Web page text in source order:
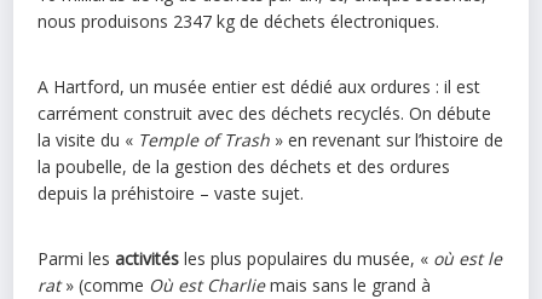
nous produisons 2347 kg de déchets électroniques.
A Hartford, un musée entier est dédié aux ordures : il est
carrément construit avec des déchets recyclés. On débute
la visite du « Temple of Trash » en revenant sur l’histoire de
la poubelle, de la gestion des déchets et des ordures
depuis la préhistoire – vaste sujet.
Parmi les activités les plus populaires du musée, « où est le
rat» (comme Où est Charliemais sans le grand à